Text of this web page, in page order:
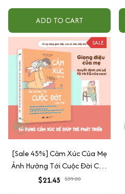
quang
ADD TO CART
SALE
[Sale 45%] Cảm Xúc Của Mẹ
Ảnh Hưởng Tới Cuộc Đời Của
Con
$21.45 $39.00